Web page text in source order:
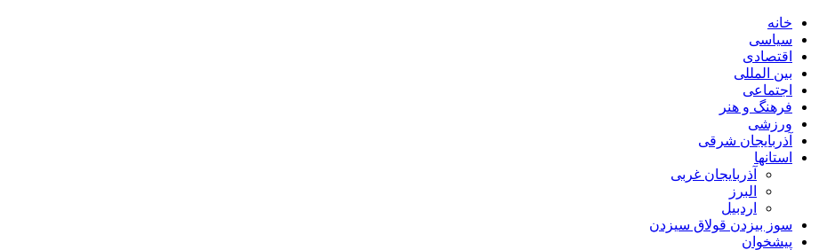
خانه
سیاسی
اقتصادی
بین المللی
اجتماعی
فرهنگ و هنر
ورزشی
آذربایجان شرقی
استانها
آذربایجان غربی
البرز
اردبیل
سوز بیزدن قولاق سیزدن
پیشخوان